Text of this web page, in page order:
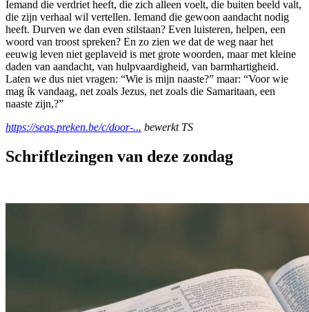
Iemand die verdriet heeft, die zich alleen voelt, die buiten beeld valt,
die zijn verhaal wil vertellen. Iemand die gewoon aandacht nodig
heeft. Durven we dan even stilstaan? Even luisteren, helpen, een
woord van troost spreken? En zo zien we dat de weg naar het
eeuwig leven niet geplaveid is met grote woorden, maar met kleine
daden van aandacht, van hulpvaardigheid, van barmhartigheid.
Laten we dus niet vragen: “Wie is mijn naaste?” maar: “Voor wie
mag ík vandaag, net zoals Jezus, net zoals die Samaritaan, een
naaste zijn,?”
https://seas.preken.be/c/door-... bewerkt TS
Schriftlezingen van deze zondag